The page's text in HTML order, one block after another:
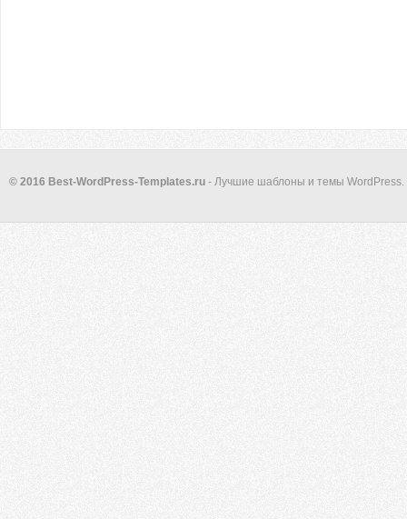
© 2016 Best-WordPress-Templates.ru - Лучшие шаблоны и темы